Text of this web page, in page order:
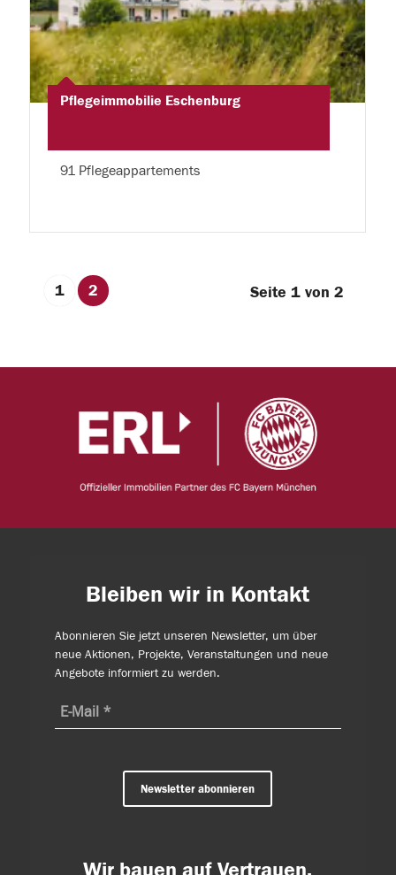
Pflegeimmobilie Eschenburg
91 Pflegeappartements
Seite 1 von 2
1 2
Bleiben wir in Kontakt
Abonnieren Sie jetzt unseren Newsletter, um über
neue Aktionen, Projekte, Veranstaltungen und neue
Angebote informiert zu werden.
Newsletter abonnieren
Wir bauen auf Vertrauen.